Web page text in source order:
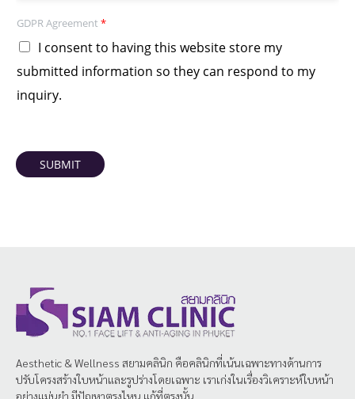
GDPR Agreement *
I consent to having this website store my
submitted information so they can respond to my
inquiry.
SUBMIT
Aesthetic & Wellness สยามคลินิก คือคลินิกที่เน้นเฉพาะทางด้านการ
ปรับโครงสร้างใบหน้าและรูปร่างโดยเฉพาะ เราเก่งในเรื่องวิเคราะห์ใบหน้า
อย่างแม่นยำ มีปัญหาตรงไหน แก้ที่ตรงนั้น